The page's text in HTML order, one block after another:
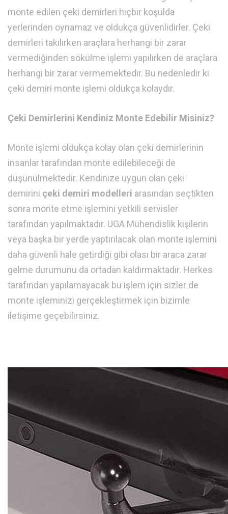
monte edilen çeki demirleri hiçbir koşulda
yerlerinden oynamaz ve oldukça güvenlidirler. Çeki
demirleri takılırken araçlara herhangi bir zarar
vermediğinden sökülme işlemi yapılırken de araçlara
herhangi bir zarar vermemektedir. Bu nedenledir ki
çeki demiri monte işlemi oldukça kolaydır.
Çeki Demirlerini Kendiniz Monte Edebilir Misiniz?
Monte işlemi oldukça kolay olan çeki demirlerinin
insanlar tarafından monte edilebileceği de
düşünülmektedir. Kendinize uygun olan çeki
demirini çeki demiri modelleri arasından seçtikten
sonra monte etme işlemini yetkili servisler
tarafından yapılmaktadır. UGA Mühendislik kişilerin
veya başka bir yerde yaptırılacak olan monte işlemini
daha güvenli hale getirdiği gibi olası bir araca zarar
gelme durumunu da ortadan kaldırmaktadır. Herkes
tarafından yapılamayacak bu işlem için sizler de
monte işleminizi gerçekleştirmek için bizimle
iletişime geçebilirsiniz.